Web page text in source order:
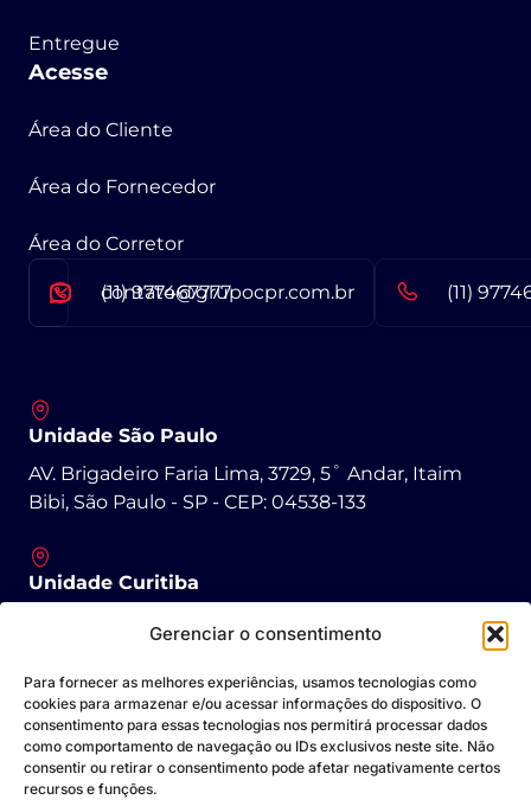
Gerenciar o consentimento
Para fornecer as melhores experiências, usamos tecnologias como
cookies para armazenar e/ou acessar informações do dispositivo. O
consentimento para essas tecnologias nos permitirá processar dados
como comportamento de navegação ou IDs exclusivos neste site. Não
consentir ou retirar o consentimento pode afetar negativamente certos
recursos e funções.
contato@grupocpr.com.br
(11) 977467777 (11)
Entregue
Acesse
Área do Cliente
Área do Fornecedor
Área do Corretor
Unidade São Paulo
AV. Brigadeiro Faria Lima, 3729, 5˚ Andar, Itaim
Bibi, São Paulo - SP - CEP: 04538-133
Unidade Curitiba
R. Padre Agostinho, 1431 - São Francisco, Curitiba -
Unidade Goiânia
Av. Dep. Jamel Cecílio, 3300 - Jardim Goiás, Goiânia
- GO - CEP: 74085-580